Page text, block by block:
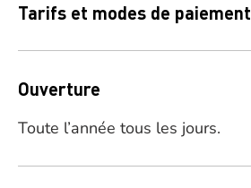
Tarifs et modes de paiement
Ouverture
Toute l’année tous les jours.